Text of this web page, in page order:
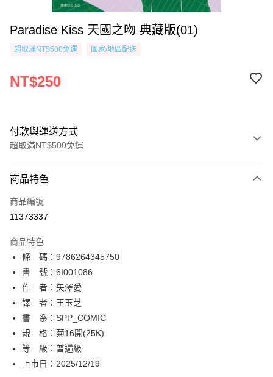
Paradise Kiss 天國之吻 典藏版(01)
超取滿NT$500免運 國家/地區配送
NT$250
付款與運送方式
超取滿NT$500免運
信用卡一次付款
超商取貨付款
相關說明
【關於「AFTEE先享後付」】
AFTEE先享後付是「在收到商品之後才付款」的支付方式。 讓您購物簡單
便利好安心！
１．簡單：不需註冊會員、不需綁卡、不需儲值。
２．便利：只要手機號碼，簡訊認證，即可結帳。
３．安心：先確認商品／服務後，再付款。
【「AFTEE先享後付」結帳流程】
１．於結帳方式選擇「AFTEE先享後付」後，將跳轉至「AFTEE先享後付」
結帳頁面，進行簡訊認證並確認金額後，即可完成結帳。
２．訂單成立數日內，您將收到繳費通知簡訊。
ATM付款
運送方式
全家取貨付款
每筆NT$80，滿NT$500(含以上)免運費
付款後全家取貨
商品特色
商品編號
11373337
商品特色
條 碼：9786264345750
書 號：6I001086
作 者：矢澤愛
譯 者：王玉芝
書 系：SPP_COMIC
規 格：菊16開(25K)
等 級：普遍級
上市日：2025/12/19